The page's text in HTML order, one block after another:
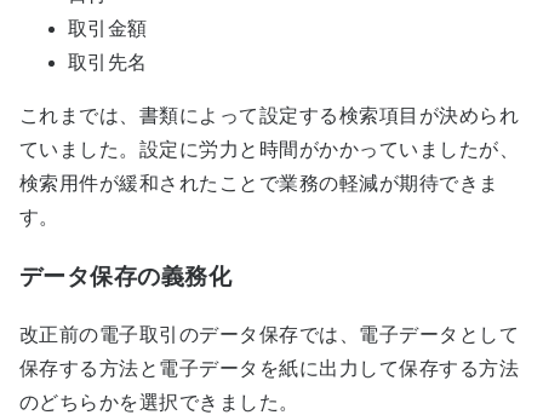
取引金額
取引先名
これまでは、書類によって設定する検索項目が決められ
ていました。設定に労力と時間がかかっていましたが、
検索用件が緩和されたことで業務の軽減が期待できま
す。
データ保存の義務化
改正前の電子取引のデータ保存では、電子データとして
保存する方法と電子データを紙に出力して保存する方法
のどちらかを選択できました。